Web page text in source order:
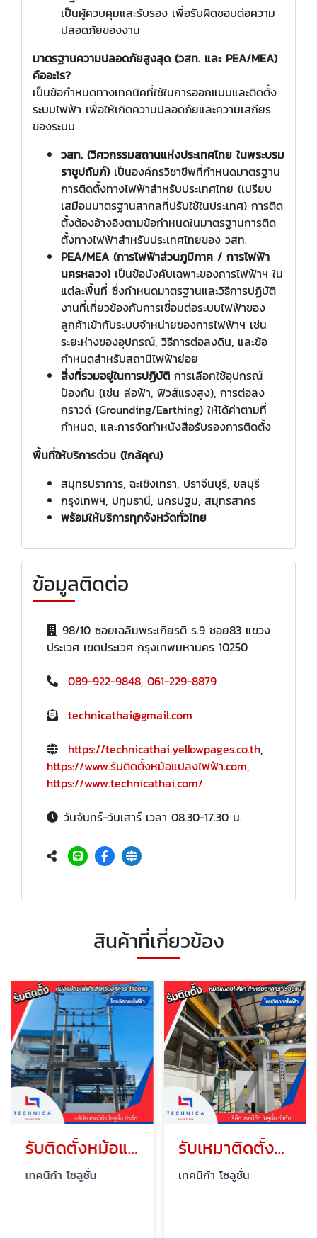
เป็นผู้ควบคุมและรับรอง เพื่อรับผิดชอบต่อความ
ปลอดภัยของงาน
มาตรฐานความปลอดภัยสูงสุด (วสท. และ PEA/MEA)
คืออะไร?
เป็นข้อกำหนดทางเทคนิคที่ใช้ในการออกแบบและติดตั้ง
ระบบไฟฟ้า เพื่อให้เกิดความปลอดภัยและความเสถียร
ของระบบ
วสท. (วิศวกรรมสถานแห่งประเทศไทย ในพระบรม
ราชูปถัมภ์)เป็นองค์กรวิชาชีพที่กำหนดมาตรฐาน
การติดตั้งทางไฟฟ้าสำหรับประเทศไทย (เปรียบ
เสมือนมาตรฐานสากลที่ปรับใช้ในประเทศ) การติด
ตั้งต้องอ้างอิงตามข้อกำหนดในมาตรฐานการติด
ตั้งทางไฟฟ้าสำหรับประเทศไทยของ วสท.
PEA/MEA (การไฟฟ้าส่วนภูมิภาค / การไฟฟ้า
นครหลวง)เป็นข้อบังคับเฉพาะของการไฟฟ้าฯ ใน
แต่ละพื้นที่ ซึ่งกำหนดมาตรฐานและวิธีการปฏิบัติ
งานที่เกี่ยวข้องกับการเชื่อมต่อระบบไฟฟ้าของ
ลูกค้าเข้ากับระบบจำหน่ายของการไฟฟ้าฯ เช่น
ระยะห่างของอุปกรณ์, วิธีการต่อลงดิน, และข้อ
กำหนดสำหรับสถานีไฟฟ้าย่อย
สิ่งที่รวมอยู่ในการปฏิบัติ การเลือกใช้อุปกรณ์
ป้องกัน (เช่น ล่อฟ้า, ฟิวส์แรงสูง), การต่อลง
กราวด์ (Grounding/Earthing) ให้ได้ค่าตามที่
กำหนด, และการจัดทำหนังสือรับรองการติดตั้ง
พื้นที่ให้บริการด่วน (ใกล้คุณ)
สมุทรปราการ, ฉะเชิงเทรา, ปราจีนบุรี, ชลบุรี
กรุงเทพฯ, ปทุมธานี, นครปฐม, สมุทรสาคร
พร้อมให้บริการทุกจังหวัดทั่วไทย
ข้อมูลติดต่อ
98/10 ซอยเฉลิมพระเกียรติ ร.9 ซอย83 แขวง
ประเวศ เขตประเวศ กรุงเทพมหานคร 10250
089-922-9848, 061-229-8879
technicathai@gmail.com
https://technicathai.yellowpages.co.th,
https://www.รับติดตั้งหม้อแปลงไฟฟ้า.com,
https://www.technicathai.com/
วันจันทร์-วันเสาร์ เวลา 08.30-17.30 น.
สินค้าที่เกี่ยวข้อง
รับติดตั้งหม้อแปลงไฟฟ้าแรงสูง
เทคนิก้า โซลูชั่น
รับเหมาติดตั้งหม้อแปลงไฟฟ้าแบบครบวงจร
เทคนิก้า โซลูชั่น